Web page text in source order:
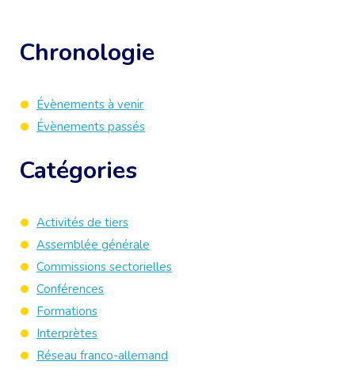
Chronologie
Évènements à venir
Évènements passés
Catégories
Activités de tiers
Assemblée générale
Commissions sectorielles
Conférences
Formations
Interprètes
Réseau franco-allemand